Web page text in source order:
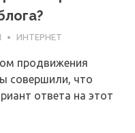
ИНТЕРНЕТ
продвижения
совершили, что
ответа на этот